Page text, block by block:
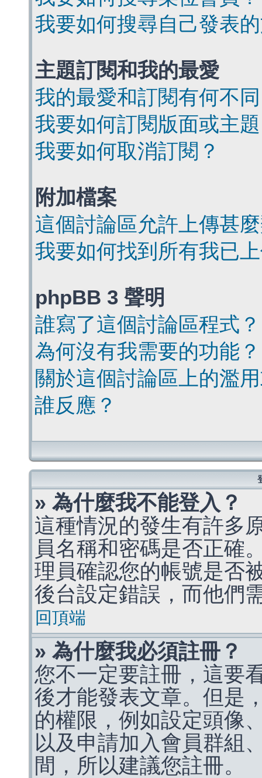
我要如何搜尋自己發表
主題訂閱和我的最愛
我的最愛和訂閱有何不
我要如何訂閱版面或主
我要如何取消訂閱？
附加檔案
這個討論區允許上傳甚
我要如何找到所有我已
phpBB 3 聲明
誰寫了這個討論區程式？
為何沒有我需要的功能？
關於這個討論區上的濫
誰反應？
» 為什麼我不能登入？
這種情況的發生有許多
員名稱和密碼是否正確
理員確認您的帳號是否
後台設定錯誤，而他們
回頂端
» 為什麼我必須註冊？
您不一定要註冊，這要
後才能發表文章。但是
的權限，例如設定頭像
以及申請加入會員群組
間，所以建議您註冊。